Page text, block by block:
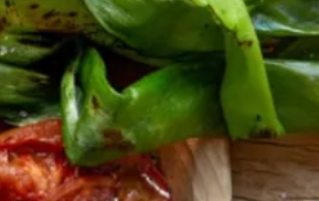
Gem opskrift
Vegansk
Vegetarisk